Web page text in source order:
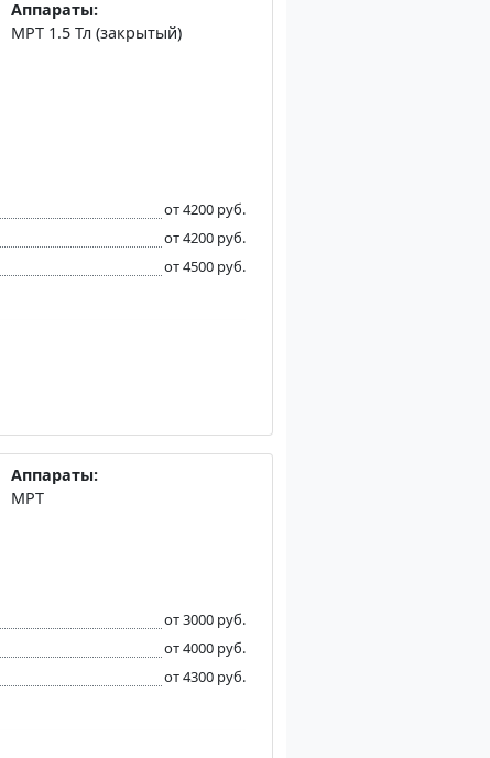
Аппараты:
МРТ 1.5 Тл (закрытый)
от 4200 руб.
от 4200 руб.
от 4500 руб.
Аппараты:
МРТ
от 3000 руб.
от 4000 руб.
от 4300 руб.